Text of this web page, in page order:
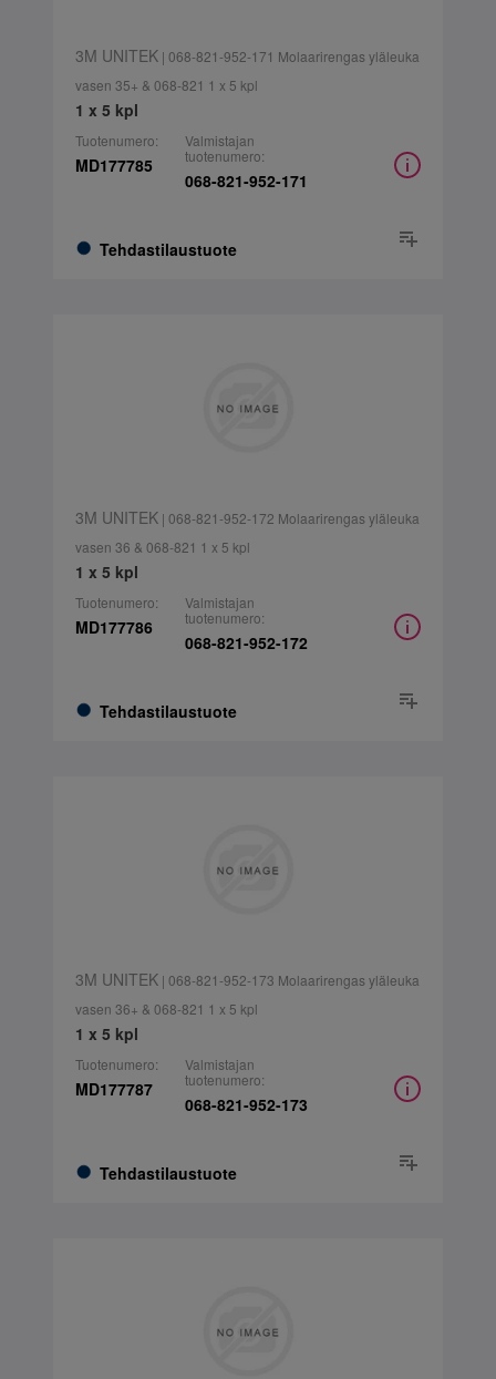
3M UNITEK| 068-821-952-171 Molaarirengas yläleuka
vasen 35+ & 068-821 1 x 5 kpl
1 x 5 kpl
Tuotenumero:
MD177785
Tehdastilaustuote
Valmistajan
tuotenumero:
068-821-952-171
3M UNITEK| 068-821-952-172 Molaarirengas yläleuka
vasen 36 & 068-821 1 x 5 kpl
1 x 5 kpl
Tuotenumero:
MD177786
Tehdastilaustuote
Valmistajan
tuotenumero:
068-821-952-172
3M UNITEK| 068-821-952-173 Molaarirengas yläleuka
vasen 36+ & 068-821 1 x 5 kpl
1 x 5 kpl
Tuotenumero:
MD177787
Tehdastilaustuote
Valmistajan
tuotenumero:
068-821-952-173